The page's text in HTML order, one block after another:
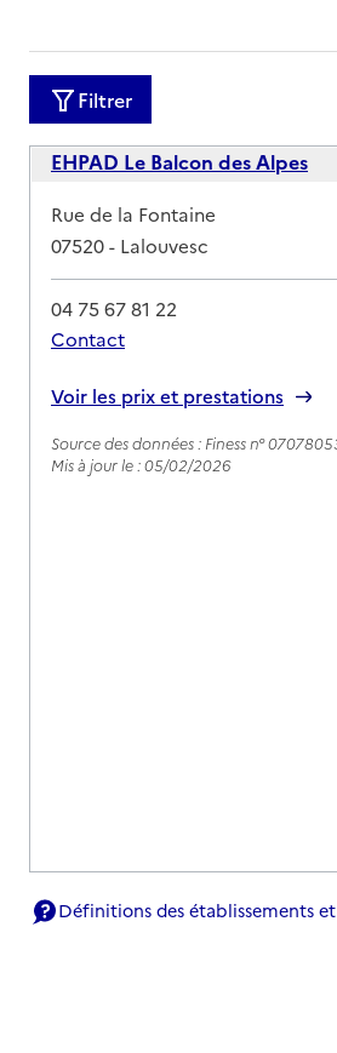
Filtrer
EHPAD Le Balcon des Alpes
Adresse
Rue de la Fontaine
07520- Lalouvesc
04 75 67 81 22
Contact
Voir les prix et prestations
Source des données : Finess n°
Mis à jour le : 05/02/2026
Définitions des établissements